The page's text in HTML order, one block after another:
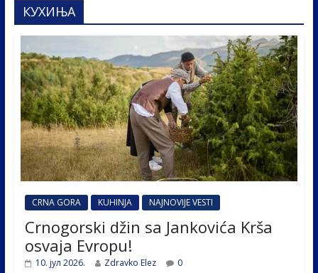
КУХИЊА
CRNA GORA KUHINJA NAJNOVIJE VESTI
Crnogorski džin sa Jankovića Krša
osvaja Evropu!
10. јул 2026. Zdravko Elez 0